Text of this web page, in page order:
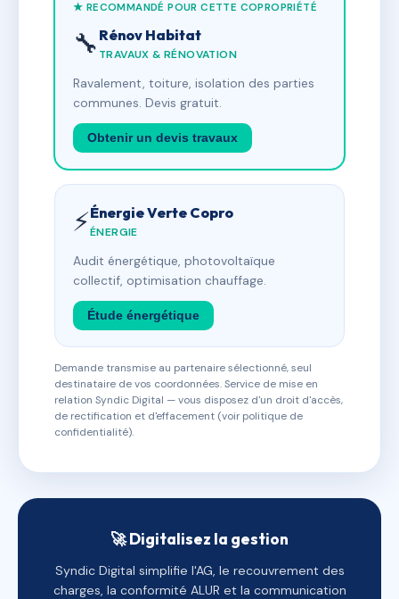
★ RECOMMANDÉ POUR CETTE COPROPRIÉTÉ
🔧 Rénov Habitat
TRAVAUX & RÉNOVATION
Ravalement, toiture, isolation des parties
communes. Devis gratuit.
Obtenir un devis travaux
⚡Énergie Verte Copro
ÉNERGIE
Audit énergétique, photovoltaïque
collectif, optimisation chauffage.
Étude énergétique
Demande transmise au partenaire sélectionné, seul
destinataire de vos coordonnées. Service de mise en
relation Syndic Digital — vous disposez d'un droit d'accès,
de rectification et d'effacement (voir politique de
confidentialité).
🚀 Digitalisez la gestion
Syndic Digital simplifie l'AG, le recouvrement des
charges, la conformité ALUR et la communication